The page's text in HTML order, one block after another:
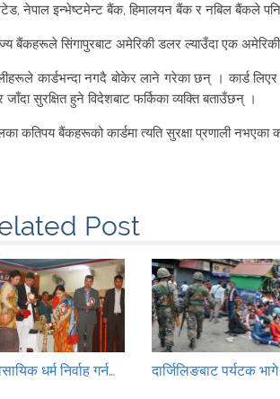
नेपाल इन्भेष्टमेन्ट बैंक, हिमालयन बैंक र नबिल बैंकले
बैंकहरूले सिंगापुरबाट अमेरिकी डलर ल्याउँदा एक
कार्डभन्दा नगदै बोकेर लाने गरेका छन् । कार्ड
जाँदा सुरक्षित हुने विदेशबाट फर्किका व्यक्ति बताउँछन् ।
कतिपय बैंकहरूको कार्डमा त्यति सुरक्षा प्रणाली नभएका
Post
धर्म निर्वाह गर्न… दार्जिलिङबाट पर्यटक भागे